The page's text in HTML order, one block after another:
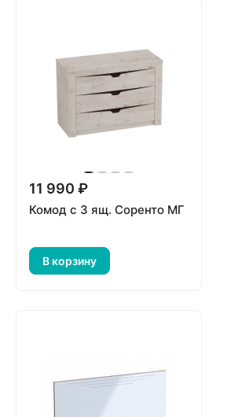
11 990 ₽
Комод с 3 ящ. Соренто МГ
В корзину